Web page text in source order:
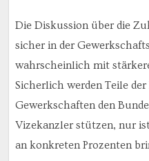
Die Diskussion über die
sicher in der
wahrscheinlich mit
Sicherlich werden Teile
Gewerkschaften den
Vizekanzler stützen, nur
an konkreten Prozenten